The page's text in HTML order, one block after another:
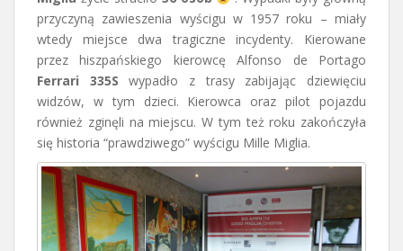
przyczyną zawieszenia wyścigu w 1957 roku – miały
wtedy miejsce dwa tragiczne incydenty. Kierowane
przez hiszpańskiego kierowcę Alfonso de Portago
Ferrari 335S wypadło z trasy zabijając dziewięciu
widzów, w tym dzieci. Kierowca oraz pilot pojazdu
również zginęli na miejscu. W tym też roku zakończyła
się historia “prawdziwego” wyścigu Mille Miglia.